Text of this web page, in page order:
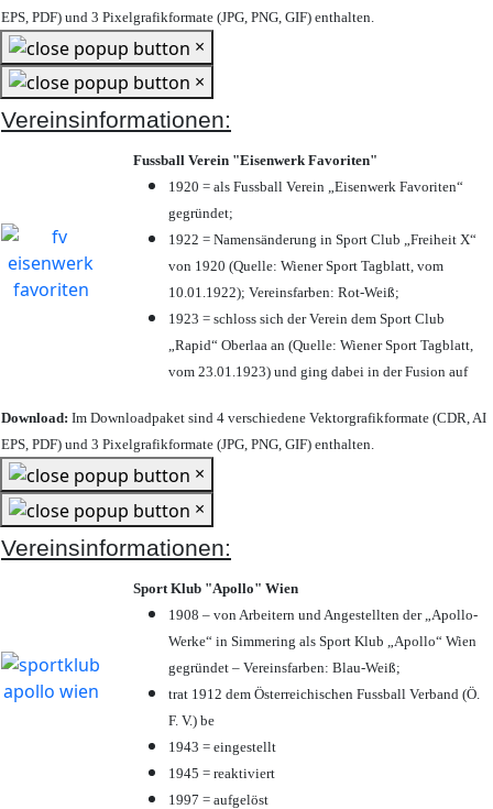
EPS, PDF) und 3 Pixelgrafikformate (JPG, PNG, GIF) enthalten.
×
×
Vereinsinformationen:
Fussball Verein "Eisenwerk Favoriten"
1920 = als Fussball Verein „Eisenwerk Favoriten“
gegründet;
1922 = Namensänderung in Sport Club „Freiheit X“
von 1920 (Quelle: Wiener Sport Tagblatt, vom
10.01.1922); Vereinsfarben: Rot-Weiß;
1923 = schloss sich der Verein dem Sport Club
„Rapid“ Oberlaa an (Quelle: Wiener Sport Tagblatt,
vom 23.01.1923) und ging dabei in der Fusion auf
Download: Im Downloadpaket sind 4 verschiedene Vektorgrafikformate (CDR, AI
EPS, PDF) und 3 Pixelgrafikformate (JPG, PNG, GIF) enthalten.
×
×
Vereinsinformationen:
Sport Klub "Apollo" Wien
1908 – von Arbeitern und Angestellten der „Apollo-
Werke“ in Simmering als Sport Klub „Apollo“ Wien
gegründet – Vereinsfarben: Blau-Weiß;
trat 1912 dem Österreichischen Fussball Verband (Ö.
F. V.) be
1943 = eingestellt
1945 = reaktiviert
1997 = aufgelöst